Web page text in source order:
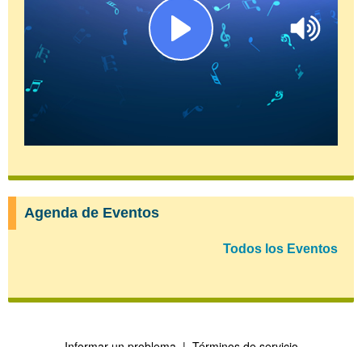
Agenda de Eventos
Todos los Eventos